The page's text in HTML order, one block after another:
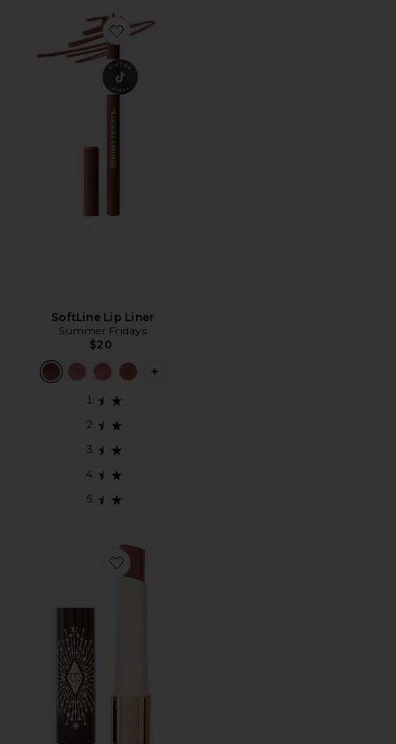
Favorite SoftLine Lip Liner
SoftLine Lip Liner
Summer Fridays
$20
PLUS ICON TO SEE MORE OPTIONS
Favorite Hyaluronic Happikiss Lipstick